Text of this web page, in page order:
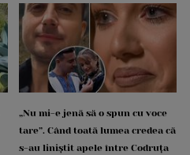
„Nu mi-e jenă să o spun cu voce
tare”. Când toată lumea credea că
s-au liniștit apele între Codruța